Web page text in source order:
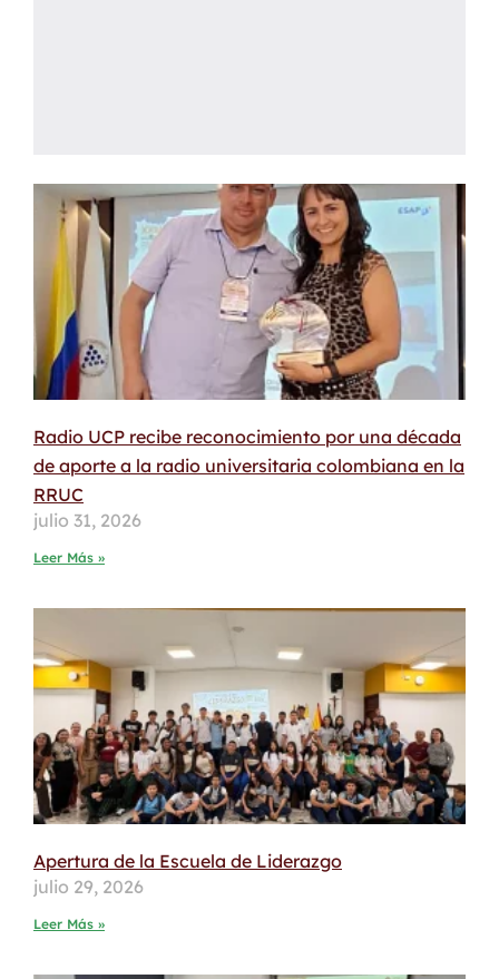
Radio UCP recibe reconocimiento por una década
de aporte a la radio universitaria colombiana en la
RRUC
julio 31, 2026
Leer Más »
Apertura de la Escuela de Liderazgo
julio 29, 2026
Leer Más »